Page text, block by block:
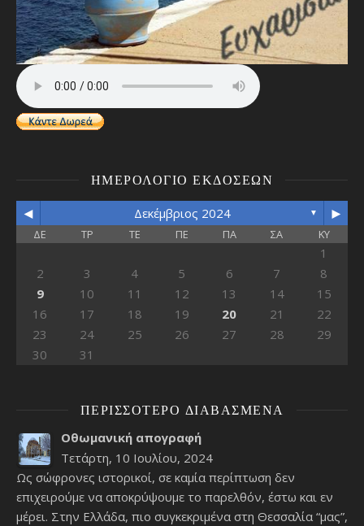
ΗΜΕΡΟΛΌΓΙΟ ΕΚΔΌΣΕΩΝ
◄ Δεκέμβριος 2024 ▼ ►
ΔΕ ΤΡ ΤΕ ΠΕ ΠΑ ΣΑ ΚΥ
1
2
3 4 5 6 7
8
9
10 11 12 13 14
15
16
17 18 19 20 21
22
23
24 25 26 27 28
29
30
31
ΠΕΡΙΣΣΌΤΕΡΟ ΔΙΑΒΑΣΜΈΝΑ
Οθωμανική απογραφή
Τετάρτη, 10 Ιουλίου, 2024
Ως σώφρονες ιστορικοί, σε καμία περίπτωση δεν
επιχειρούμε να αποκρύψουμε το παρελθόν, έστω και εν
μέρει. Στην Ελλάδα, πιο συγκεκριμένα στη Θεσσαλία “μας”,